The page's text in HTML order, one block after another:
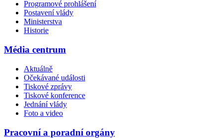
Programové prohlášení
Postavení vlády
Ministerstva
Historie
Média centrum
Aktuálně
Očekávané události
Tiskové zprávy
Tiskové konference
Jednání vlády
Foto a video
Pracovní a poradní orgány